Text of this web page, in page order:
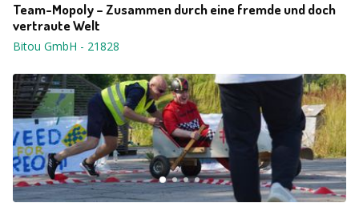
Team-Mopoly – Zusammen durch eine fremde und doch
vertraute Welt
Bitou GmbH - 21828